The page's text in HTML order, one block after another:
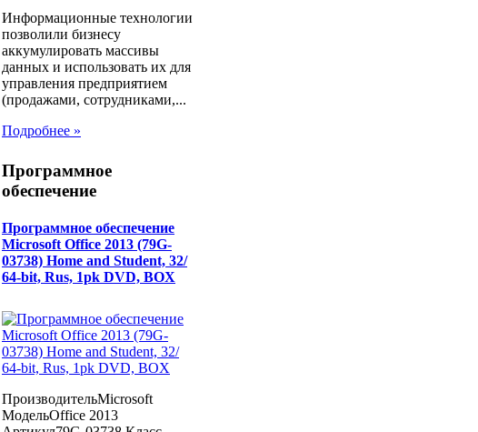
Информационные технологии
позволили бизнесу
аккумулировать массивы
данных и использовать их для
управления предприятием
(продажами, сотрудниками,...
Подробнее »
Программное
обеспечение
Программное обеспечение
Microsoft Office 2013 (79G-
03738) Home and Student, 32/
64-bit, Rus, 1pk DVD, BOX
ПроизводительMicrosoft
МодельOffice 2013